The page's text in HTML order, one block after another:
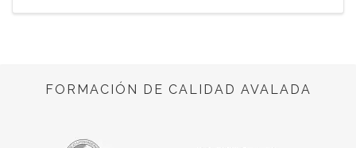
FORMACIÓN DE CALIDAD AVALADA